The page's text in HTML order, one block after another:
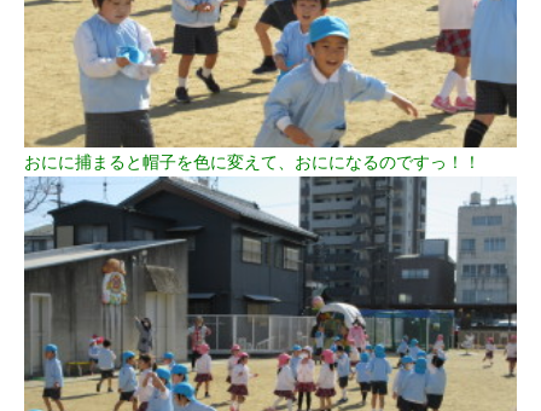
おにに捕まると帽子を色に変えて、おにになるのですっ！！